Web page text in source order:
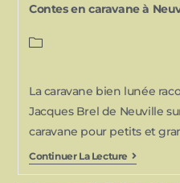
Contes en caravane à
La caravane bien lunée
Jacques Brel de Neuville
caravane pour petits et
Continuer La Lecture